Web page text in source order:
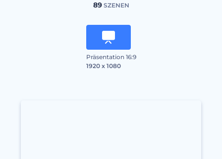
89SZENEN
Präsentation 16:9
1920 x 1080